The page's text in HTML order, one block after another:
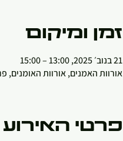
זמן ומיקום
21 בנוב׳ 2025, 13:00 – 15:00
אורוות האמנים, אורוות האומנים,
פרטי האירוע